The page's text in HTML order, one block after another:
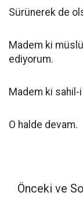
Sürünerek de
Madem ki
ediyorum.
Madem ki
O halde devam.
Önceki ve